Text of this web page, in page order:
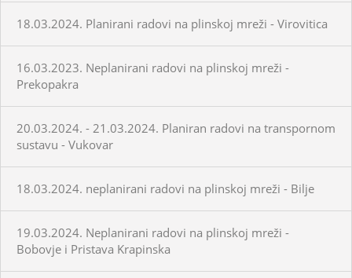
18.03.2024. Planirani radovi na plinskoj mreži - Virovitica
16.03.2023. Neplanirani radovi na plinskoj mreži -
Prekopakra
20.03.2024. - 21.03.2024. Planiran radovi na transpornom
sustavu - Vukovar
18.03.2024. neplanirani radovi na plinskoj mreži - Bilje
19.03.2024. Neplanirani radovi na plinskoj mreži -
Bobovje i Pristava Krapinska